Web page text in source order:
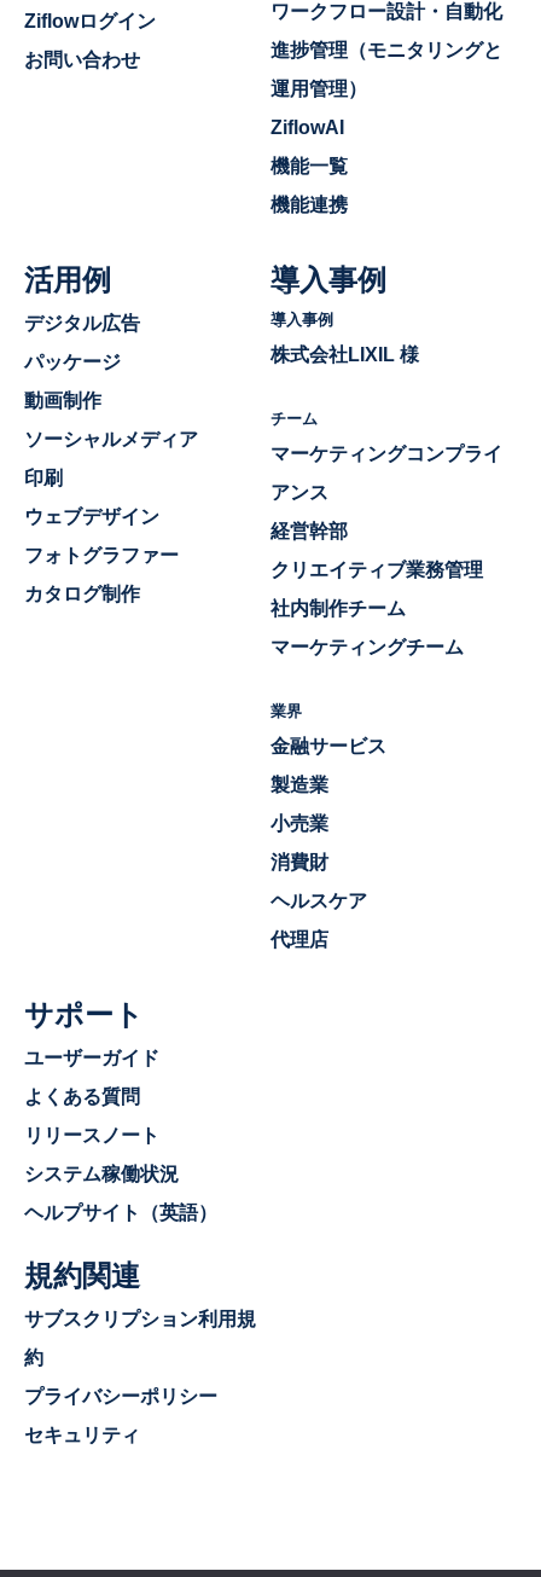
Ziflowログイン
お問い合わせ
ワークフロー設計・自動化
進捗管理（モニタリングと
運用管理）
ZiflowAI
機能一覧
機能連携
活用例
デジタル広告
パッケージ
動画制作
ソーシャルメディア
印刷
ウェブデザイン
フォトグラファー
カタログ制作
導入事例
導入事例
株式会社LIXIL 様
チーム
マーケティングコンプライ
アンス
経営幹部
クリエイティブ業務管理
社内制作チーム
マーケティングチーム
業界
金融サービス
製造業
小売業
消費財
ヘルスケア
代理店
サポート
ユーザーガイド
よくある質問
リリースノート
システム稼働状況
ヘルプサイト（英語）
規約関連
サブスクリプション利用規
約
プライバシーポリシー
セキュリティ